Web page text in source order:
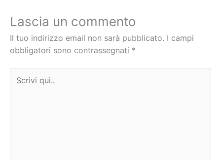
Lascia un commento
Il tuo indirizzo email non sarà pubblicato. I campi
obbligatori sono contrassegnati *
qui..